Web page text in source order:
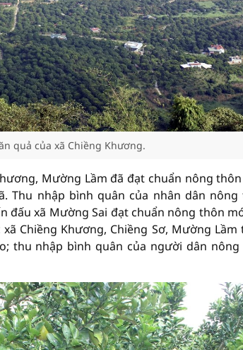
quả của xã Chiềng Khương.
Mường Lầm đã đạt chuẩn nông
Thu nhập bình quân của nhân dân
đấu xã Mường Sai đạt chuẩn nông thôn
Chiềng Khương, Chiềng Sơ, Mường
thu nhập bình quân của người dân